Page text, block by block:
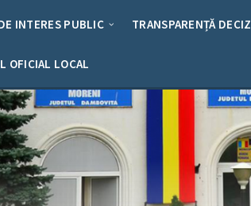
INTERES PUBLIC TRANSPARENȚĂ
OFICIAL LOCAL